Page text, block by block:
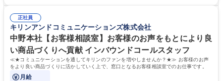
幅広く経験を積みたい意欲がある方に最適な環境です。 募集職種 【総
務・人事】未経験歓迎/日立グループ/組織運営を支えるゼネラリストを目
指す
のご経験 ■労務管理（給与計算・社会保険手続き・勤怠管理など）の経験
■衛生管理者の資格をお持ちの方 学歴・資格 学歴：大学院 大学 高専 短大
専修学校 高校 語学力： 資格：
正社員
キリンアンドコミュニケーションズ株式会社
中野本社【お客様相談室】お客様のお声をもとにより良
い商品づくりへ貢献 インバウンドコールスタッフ
≪★コミュニケーションを通してキリンのファンを増やしませんか？★≫ お客様のお声
をより良い商品づくりに活かしていく上で、窓口となるお客様相談室でのお仕事です。
月給